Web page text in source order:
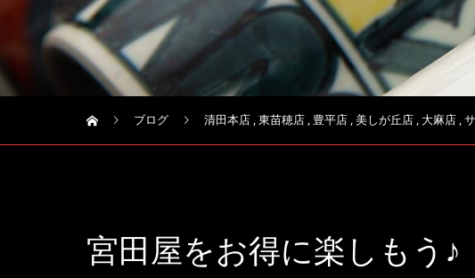
ブログ 清田本店 ,東苗穂店 , 豊平店 ,美しが丘店 , 大麻店 ,
宮田屋をお得に楽しもう♪